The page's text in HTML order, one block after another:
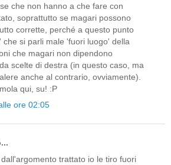
che non hanno a che fare con
soprattutto se magari possono
corrette, perché a questo punto
che si parli male 'fuori luogo' della
che magari non dipendono
scelte di destra (in questo caso, ma
anche al contrario, ovviamente).
qui, su! :P
ore 02:05
trattato io le tiro fuori